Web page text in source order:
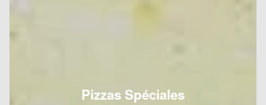
Pizzas Spéciales